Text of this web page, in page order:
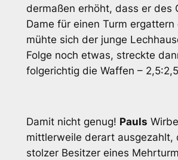
dermaßen erhöht, dass er des
Dame für einen Turm
mühte sich der junge
Folge noch etwas, streckte
folgerichtig die Waffen –
Damit nicht genug! Pauls
mittlerweile derart ausgezahlt,
stolzer Besitzer eines